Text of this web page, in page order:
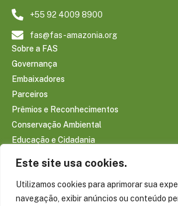
Este site usa cookies.
Utilizamos cookies para aprimorar sua
navegação, exibir anúncios ou conteúdo
+55 92 4009 8900
fas@fas-amazonia.org
Sobre a FAS
Governança
Embaixadores
Parceiros
Prêmios e Reconhecimentos
Conservação Ambiental
Educação e Cidadania
Sociobioeconomia Amazônica
CONTEÚDOS